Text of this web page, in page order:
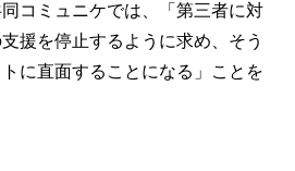
コミュニケでは、「第三者に対
援を停止するように求め、そう
に直面することになる」ことを